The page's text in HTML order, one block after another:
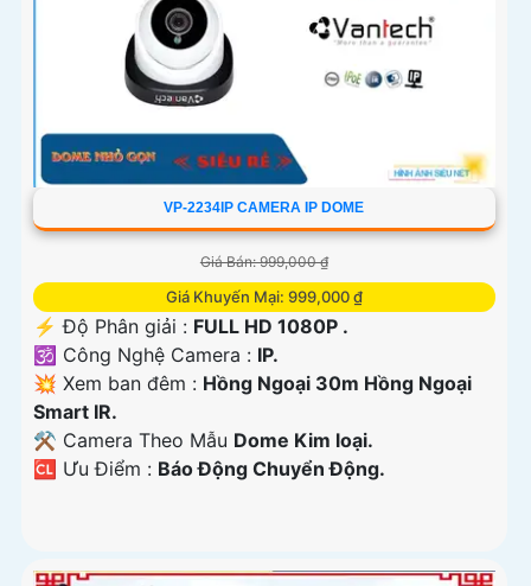
VP-2234IP CAMERA IP DOME
Giá Bán: 999,000 ₫
Giá Khuyến Mại: 999,000 ₫
️⚡ Độ Phân giải : FULL HD 1080P .
🕉️ Công Nghệ Camera : IP.
💥 Xem ban đêm : Hồng Ngoại 30m Hồng Ngoại
Smart IR.
⚒ Camera Theo Mẫu Dome Kim loại.
️🆑 Ưu Điểm : Báo Động Chuyển Động.